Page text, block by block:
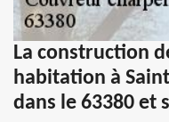
La construction
habitation à
dans le 63380 et